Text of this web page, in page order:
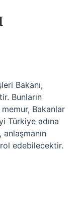
Bakanı,
Bunların
Bakanlar
Türkiye adına
edebilecektir.